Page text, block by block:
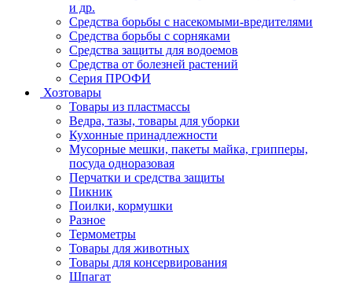
и др.
Средства борьбы с насекомыми-вредителями
Средства борьбы с сорняками
Средства защиты для водоемов
Средства от болезней растений
Серия ПРОФИ
Хозтовары
Товары из пластмассы
Ведра, тазы, товары для уборки
Кухонные принадлежности
Мусорные мешки, пакеты майка, грипперы,
посуда одноразовая
Перчатки и средства защиты
Пикник
Поилки, кормушки
Разное
Термометры
Товары для животных
Товары для консервирования
Шпагат